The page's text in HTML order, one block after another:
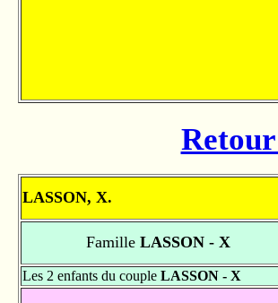
LASSON, X.
Famille LASSON - X
Les 2 enfants du couple LASSON - X